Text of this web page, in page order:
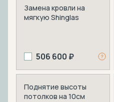
Замена кровли на
мягкую Shinglas
506 600 ₽
Поднятие высоты
потолков на 10см